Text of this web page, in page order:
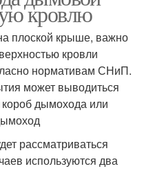
кровлю
плоской крыше, важно
кровли
нормативам СНиП.
может выводиться
короб дымохода или
рассматриваться
используются два